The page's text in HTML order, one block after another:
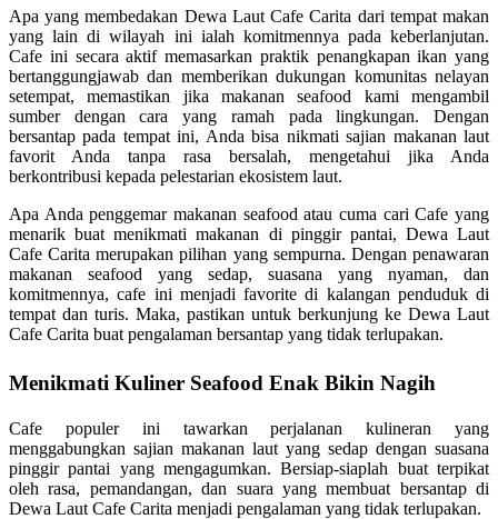
Apa yang membedakan Dewa Laut Cafe Carita dari tempat makan
yang lain di wilayah ini ialah komitmennya pada keberlanjutan.
Cafe ini secara aktif memasarkan praktik penangkapan ikan yang
bertanggungjawab dan memberikan dukungan komunitas nelayan
setempat, memastikan jika makanan seafood kami mengambil
sumber dengan cara yang ramah pada lingkungan. Dengan
bersantap pada tempat ini, Anda bisa nikmati sajian makanan laut
favorit Anda tanpa rasa bersalah, mengetahui jika Anda
berkontribusi kepada pelestarian ekosistem laut.
Apa Anda penggemar makanan seafood atau cuma cari Cafe yang
menarik buat menikmati makanan di pinggir pantai, Dewa Laut
Cafe Carita merupakan pilihan yang sempurna. Dengan penawaran
makanan seafood yang sedap, suasana yang nyaman, dan
komitmennya, cafe ini menjadi favorite di kalangan penduduk di
tempat dan turis. Maka, pastikan untuk berkunjung ke Dewa Laut
Cafe Carita buat pengalaman bersantap yang tidak terlupakan.
Menikmati Kuliner Seafood Enak Bikin Nagih
Cafe populer ini tawarkan perjalanan kulineran yang
menggabungkan sajian makanan laut yang sedap dengan suasana
pinggir pantai yang mengagumkan. Bersiap-siaplah buat terpikat
oleh rasa, pemandangan, dan suara yang membuat bersantap di
Dewa Laut Cafe Carita menjadi pengalaman yang tidak terlupakan.